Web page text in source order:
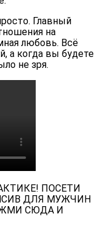
Главный
на
любовь. Всё
а когда вы будете
не зря.
ПОСЕТИ
ДЛЯ МУЖЧИН
ЖМИ СЮДА И